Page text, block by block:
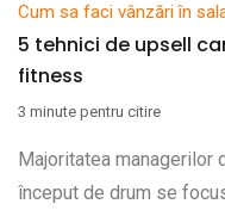
Cum sa faci vânzări în
5 tehnici de upsell
fitness
3 minute pentru citire
Majoritatea
început de drum se